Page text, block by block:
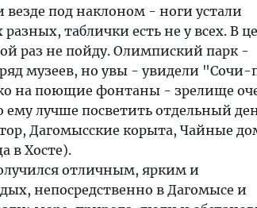
под наклоном - ноги устали
таблички есть не у всех. В
раз не пойду. Олимпиский парк -
музеев, но увы - увидели "Сочи-
на поющие фонтаны - зрелище
лучше посветить отдельный
Дагомысские корыта, Чайные
в Хосте).
отличным, ярким и
непосредственно в Дагомысе и